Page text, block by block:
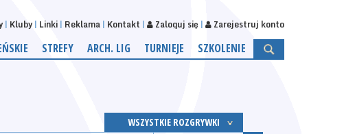
Kluby Linki Reklama Kontakt Zaloguj się Zarejestruj konto
STREFY ARCH. LIG TURNIEJE SZKOLENIE
WSZYSTKIE ROZGRYWKI